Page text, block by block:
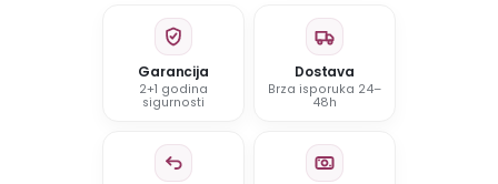
Garancija
2+1 godina
sigurnosti
Dostava
Brza isporuka 24–
48h